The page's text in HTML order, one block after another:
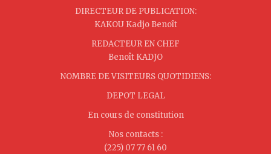
DIRECTEUR DE PUBLICATION:
KAKOU Kadjo Benoît
REDACTEUR EN CHEF
Benoît KADJO
NOMBRE DE VISITEURS QUOTIDIENS:
DEPOT LEGAL
En cours de constitution
Nos contacts :
(225) 07 77 61 60